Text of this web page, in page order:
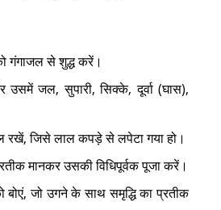
गंगाजल से शुद्ध करें।
जल, सुपारी, सिक्के, दूर्वा (घास),
जिसे लाल कपड़े से लपेटा गया हो।
मानकर उसकी विधिपूर्वक पूजा करें।
बोएं, जो उगने के साथ समृद्धि का प्रतीक